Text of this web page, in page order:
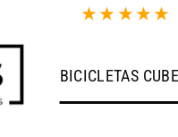
★ ★ ★★★
BICICLETAS CUBE